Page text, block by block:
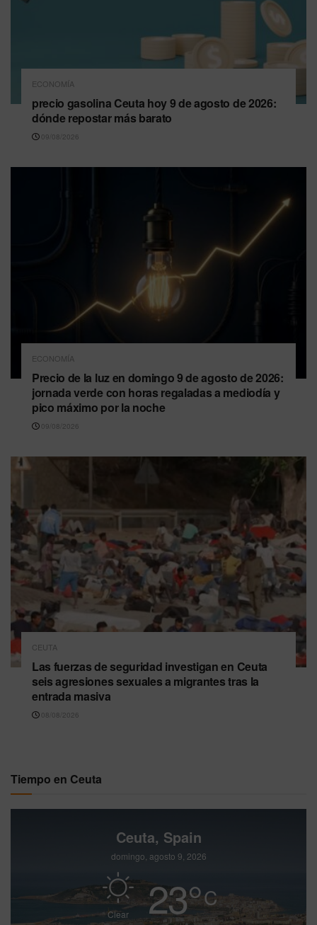
ECONOMÍA
precio gasolina Ceuta hoy 9 de agosto de 2026:
dónde repostar más barato
09/08/2026
ECONOMÍA
Precio de la luz en domingo 9 de agosto de 2026:
jornada verde con horas regaladas a mediodía y
pico máximo por la noche
09/08/2026
CEUTA
Las fuerzas de seguridad investigan en Ceuta
seis agresiones sexuales a migrantes tras la
entrada masiva
08/08/2026
Tiempo en Ceuta
Ceuta, Spain
domingo, agosto 9, 2026
Clear 23°C